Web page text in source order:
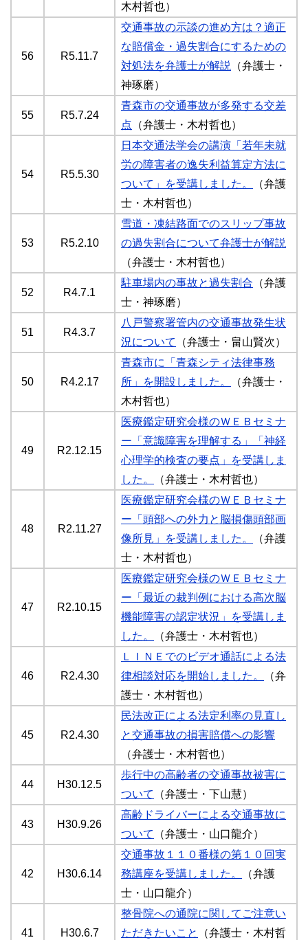
木村哲也）
56 R5.11.7
交通事故の示談の進め方は？適正
な賠償金・過失割合にするための
対処法を弁護士が解説 （弁護士・
神琢磨）
55 R5.7.24
青森市の交通事故が多発する交差
点 （弁護士・木村哲也）
54 R5.5.30
日本交通法学会の講演「若年未就
労の障害者の逸失利益算定方法に
ついて」を受講しました。
（弁護
士・木村哲也）
53 R5.2.10
雪道・凍結路面でのスリップ事故
の過失割合について弁護士が解説
（弁護士・木村哲也）
52 R4.7.1
駐車場内の事故と過失割合 （弁護
士・神琢磨）
51 R4.3.7
八戸警察署管内の交通事故発生状
況について
（弁護士・畠山賢次）
50 R4.2.17
青森市に「青森シティ法律事務
所」を開設しました。
（弁護士・
木村哲也）
49 R2.12.15
医療鑑定研究会様のＷＥＢセミナ
ー「意識障害を理解する」「神経
心理学的検査の要点」を受講しま
した。
（弁護士・木村哲也）
48 R2.11.27
医療鑑定研究会様のＷＥＢセミナ
ー「頭部への外力と脳損傷頭部画
像所見」を受講しました。
（弁護
士・木村哲也）
47 R2.10.15
医療鑑定研究会様のＷＥＢセミナ
ー「最近の裁判例における高次脳
機能障害の認定状況」を受講しま
した。
（弁護士・木村哲也）
46 R2.4.30
ＬＩＮＥでのビデオ通話による法
律相談対応を開始しました。
（弁
護士・木村哲也）
45 R2.4.30
民法改正による法定利率の見直し
と交通事故の損害賠償への影響
（弁護士・木村哲也）
44 H30.12.5
歩行中の高齢者の交通事故被害に
ついて
（弁護士・下山慧）
43 H30.9.26
高齢ドライバーによる交通事故に
ついて
（弁護士・山口龍介）
42 H30.6.14
交通事故１１０番様の第１０回実
務講座を受講しました。
（弁護
士・山口龍介）
41 H30.6.7
整骨院への通院に関してご注意い
ただきたいこと
（弁護士・木村哲